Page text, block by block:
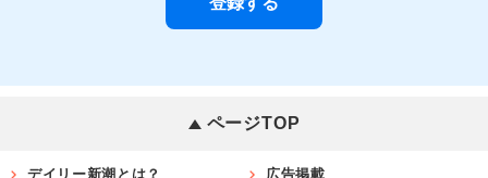
ページTOP
デイリー新潮とは？ 広告掲載